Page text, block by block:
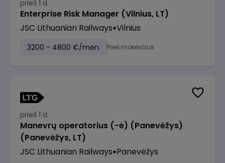
prieš 1 d.
Enterprise Risk Manager (Vilnius, LT)
JSC Lithuanian Railways Vilnius
3200 - 4800 €/mėn. Prieš mokesčius
prieš 1 d.
Manevrų operatorius (-ė) (Panevėžys)
(Panevėžys, LT)
JSC Lithuanian Railways Panevėžys